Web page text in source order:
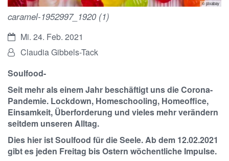
© pixabay
caramel-1952997_1920 (1)
Datum:Mi. 24. Feb. 2021
Von:Claudia Gibbels-Tack
Soulfood-
Seit mehr als einem Jahr beschäftigt uns die Corona-
Pandemie. Lockdown, Homeschooling, Homeoffice,
Einsamkeit, Überforderung und vieles mehr verändern
seitdem unseren Alltag.
Dies hier ist Soulfood für die Seele. Ab dem 12.02.2021
gibt es jeden Freitag bis Ostern wöchentliche Impulse.